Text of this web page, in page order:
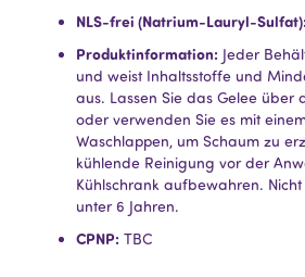
NLS-frei (Natrium-Lauryl-Sulfat):
Produktinformation: Jeder
und weist Inhaltsstoffe und
aus. Lassen Sie das Gelee über
oder verwenden Sie es mit
Waschlappen, um Schaum zu
kühlende Reinigung vor der
Kühlschrank aufbewahren.
unter 6 Jahren.
CPNP: TBC